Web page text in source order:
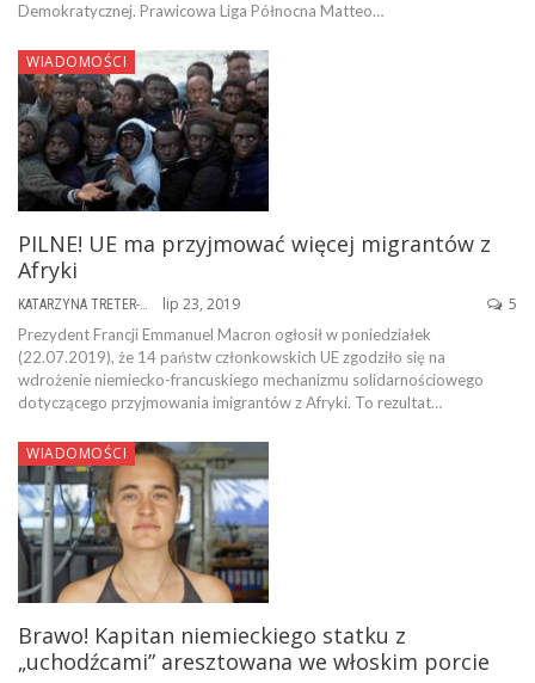
Demokratycznej. Prawicowa Liga Północna Matteo…
WIADOMOŚCI
PILNE! UE ma przyjmować więcej migrantów z
Afryki
KATARZYNA TRETER-SIERPIŃSKA lip 23, 2019 5
Prezydent Francji Emmanuel Macron ogłosił w poniedziałek
(22.07.2019), że 14 państw członkowskich UE zgodziło się na
wdrożenie niemiecko-francuskiego mechanizmu solidarnościowego
dotyczącego przyjmowania imigrantów z Afryki. To rezultat…
WIADOMOŚCI
Brawo! Kapitan niemieckiego statku z
„uchodźcami” aresztowana we włoskim porcie